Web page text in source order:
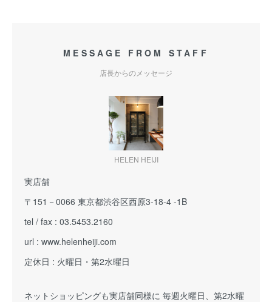
MESSAGE FROM STAFF
店長からのメッセージ
HELEN HEIJI
実店舗
〒151－0066 東京都渋谷区西原3-18-4 -1B
tel / fax : 03.5453.2160
url : www.helenheiji.com
定休日 : 火曜日・第2水曜日
ネットショッピングも実店舗同様に 毎週火曜日、第2水曜